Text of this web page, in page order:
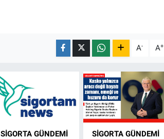
A- A+
SIGORTA GÜNDEMI SIGORTA GÜNDEMI